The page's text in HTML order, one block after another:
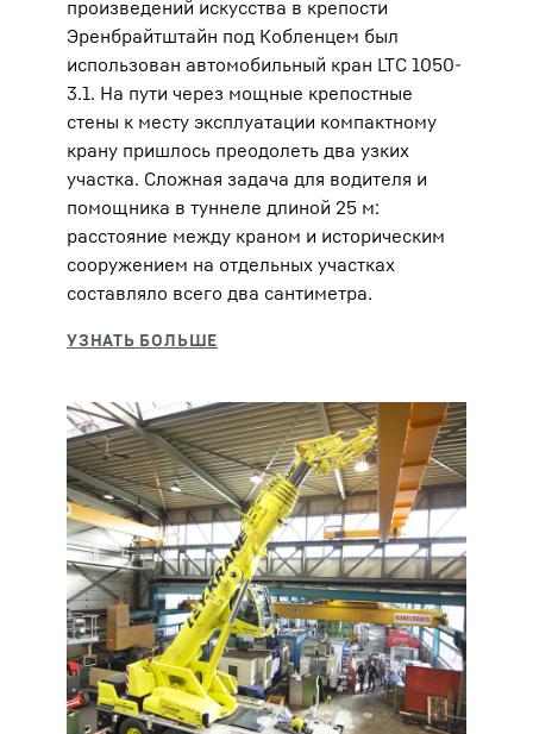
произведений искусства в крепости
Эренбрайтштайн под Кобленцем был
использован автомобильный кран LTC 1050-
3.1. На пути через мощные крепостные
стены к месту эксплуатации компактному
крану пришлось преодолеть два узких
участка. Сложная задача для водителя и
помощника в туннеле длиной 25 м:
расстояние между краном и историческим
сооружением на отдельных участках
составляло всего два сантиметра.